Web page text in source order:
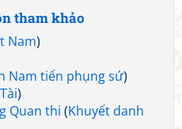
tham khảo
Nam)
Nam tiến phụng sứ)
)
Quan thi (Khuyết danh